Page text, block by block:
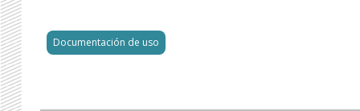
Documentación de uso